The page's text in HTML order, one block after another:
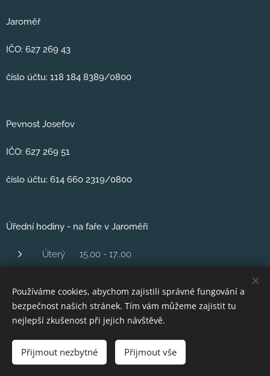
Jaroměř
IČO: 627 269 43
číslo účtu: 118 184 8389/0800
Pevnost Josefov
IČO: 627 269 51
číslo účtu: 614 660 2319/0800
Úřední hodiny - na faře v Jaroměři
Úterý 15.00 - 17..00
Čtvrtek 16,00 - 18.00
Pátek 10..00 - 12.00
Vytvořeno službou Webnode Cookies
Používáme cookies, abychom zajistili správné fungování a
bezpečnost našich stránek. Tím vám můžeme zajistit tu
nejlepší zkušenost při jejich návštěvě.
Přijmout nezbytné Přijmout vše